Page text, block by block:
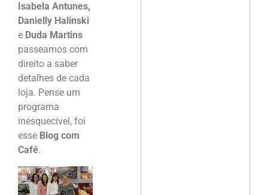
Isabela Antunes,
Danielly Halinski
e Duda Martins
passeamos com
direito a saber
detalhes de cada
loja. Pense um
programa
inesquecível, foi
esse Blog com
Café.